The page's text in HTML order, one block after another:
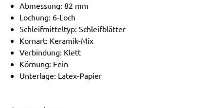
Abmessung: 82 mm
Lochung: 6-Loch
Schleifmitteltyp: Schleifblätter
Kornart: Keramik-Mix
Verbindung: Klett
Körnung: Fein
Unterlage: Latex-Papier